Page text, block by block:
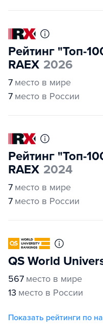
Рейтинг "Топ-
RAEX 2026
7 место в мире
7 место в России
Рейтинг "Топ-
RAEX 2024
7 место в мире
7 место в России
QS World
567 место в мире
13 место в России
Показать рейтинги по